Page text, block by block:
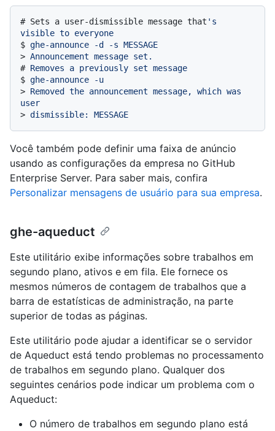
# Sets a user-dismissible message that 's
visible to everyone
$ ghe-announce -d -s MESSAGE
> Announcement message set.
# Removes a previously set message
$ ghe-announce -u
> Removed the announcement message, which was
user
> dismissible: MESSAGE
Você também pode definir uma faixa de anúncio
usando as configurações da empresa no GitHub
Enterprise Server. Para saber mais, confira
Personalizar mensagens de usuário para sua empresa.
ghe-aqueduct
Este utilitário exibe informações sobre trabalhos em
segundo plano, ativos e em fila. Ele fornece os
mesmos números de contagem de trabalhos que a
barra de estatísticas de administração, na parte
superior de todas as páginas.
Este utilitário pode ajudar a identificar se o servidor
de Aqueduct está tendo problemas no processamento
de trabalhos em segundo plano. Qualquer dos
seguintes cenários pode indicar um problema com o
Aqueduct:
O número de trabalhos em segundo plano está